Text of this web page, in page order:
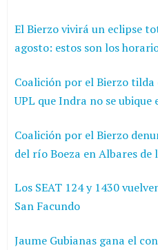
El Bierzo vivirá un eclipse
agosto: estos son los
Coalición por el Bierzo tilda
UPL que Indra no se ubique
Coalición por el Bierzo
del río Boeza en Albares de
Los SEAT 124 y 1430
San Facundo
Jaume Gubianas gana el